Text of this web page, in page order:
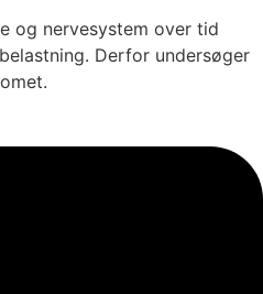
og nervesystem over tid
Derfor undersøger